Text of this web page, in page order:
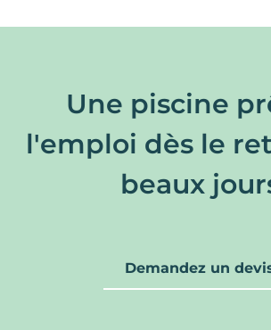
Une piscine
l'emploi dès le
beaux
Demandez un